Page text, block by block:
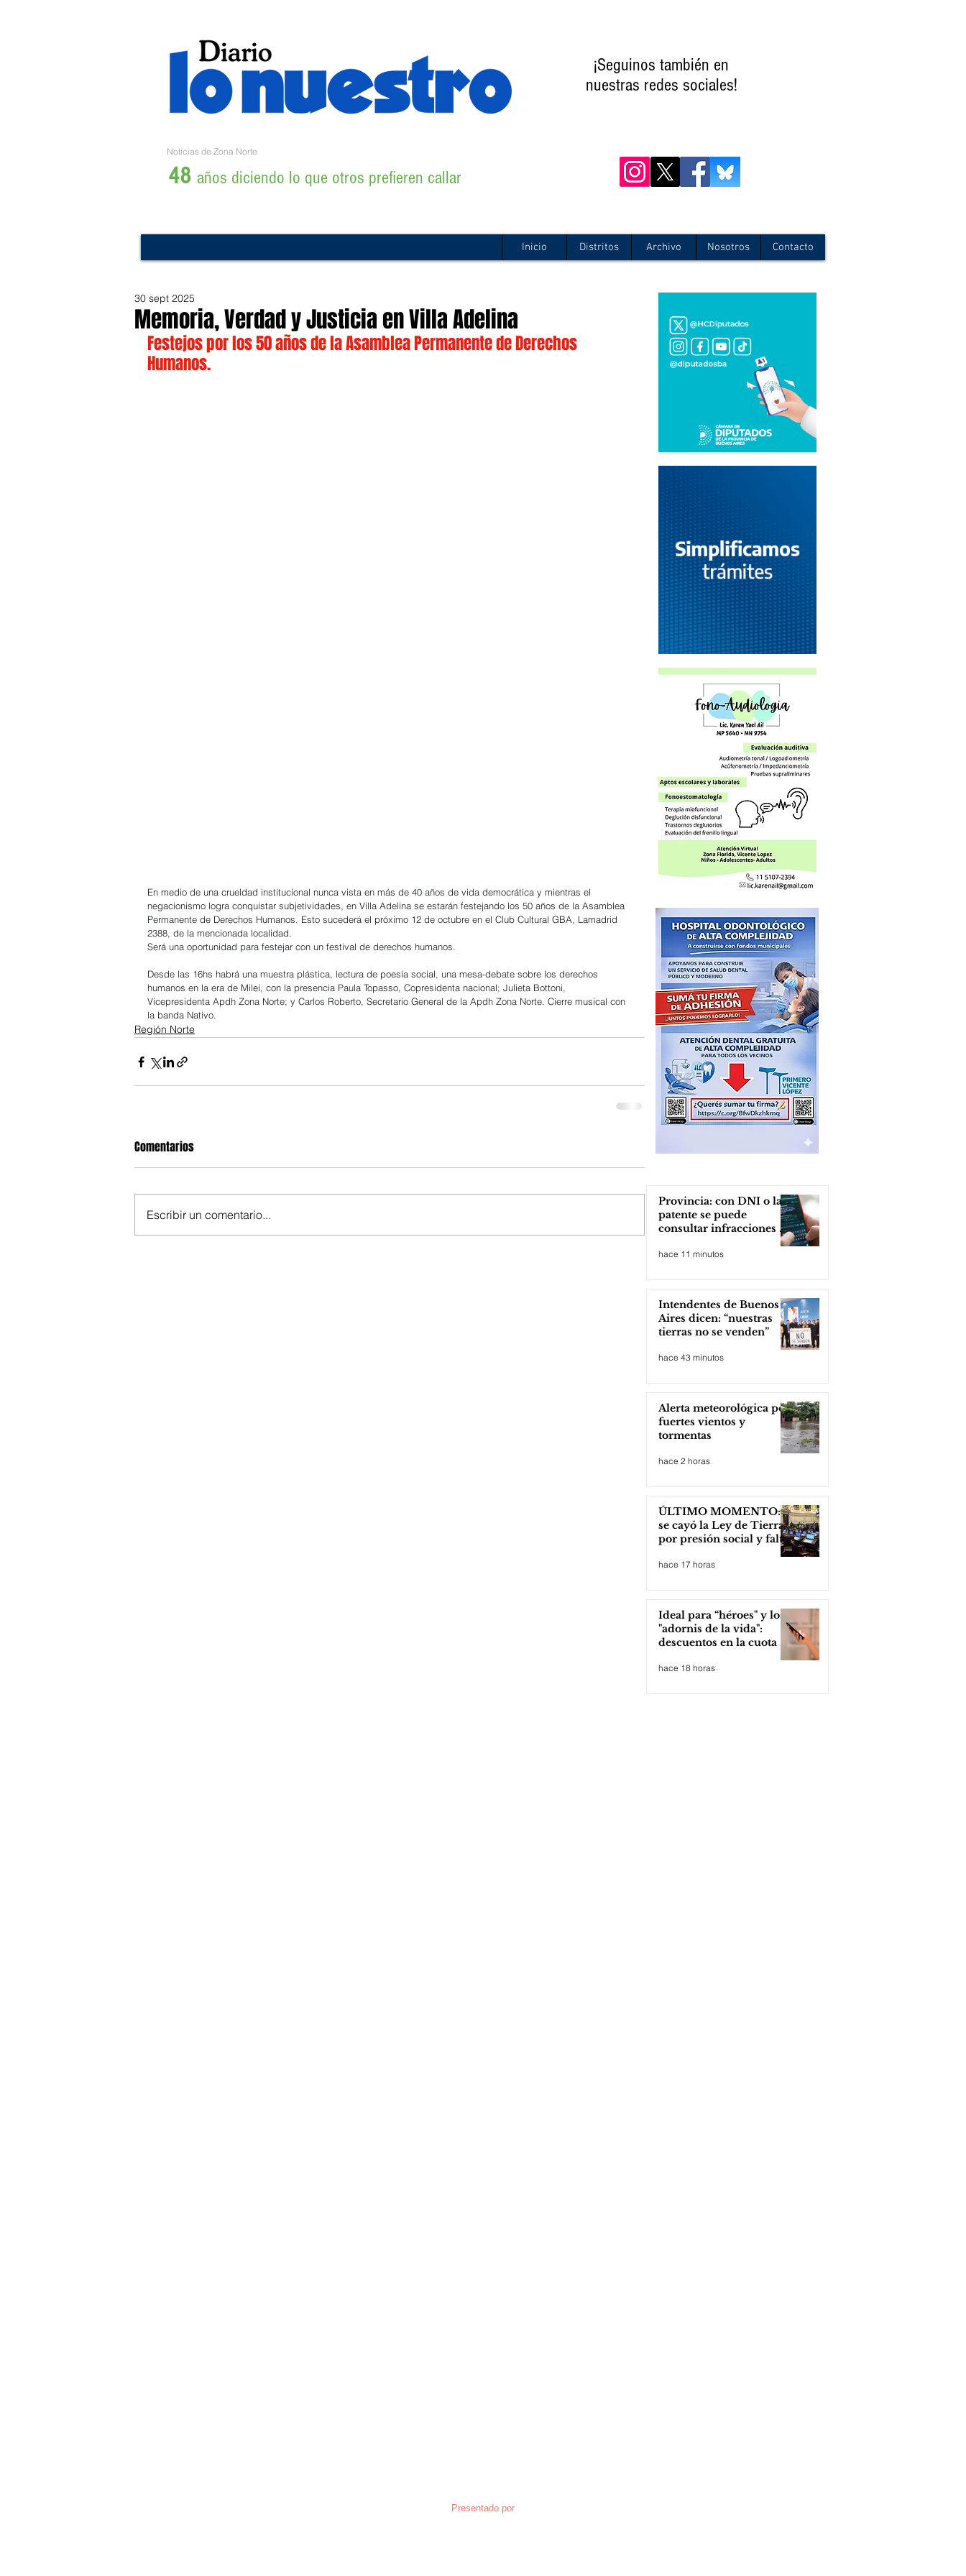
¡Seguinos también en
nuestras redes sociales!
Noticias de Zona Norte
48 años diciendo lo que otros prefieren callar
Inicio Distritos Archivo Nosotros Contacto
Memoria, Verdad y Justicia en Villa Adelina
30 sept 2025
Festejos por los 50 años de la Asamblea Permanente de Derechos
Humanos.
En medio de una crueldad institucional nunca vista en más de 40 años de vida democrática y mientras el
negacionismo logra conquistar subjetividades, en Villa Adelina se estarán festejando los 50 años de la Asamblea
Permanente de Derechos Humanos. Esto sucederá el próximo 12 de octubre en el Club Cultural GBA, Lamadrid
2388, de la mencionada localidad.
Será una oportunidad para festejar con un festival de derechos humanos.
Desde las 16hs habrá una muestra plástica, lectura de poesía social, una mesa-debate sobre los derechos
humanos en la era de Milei, con la presencia Paula Topasso, Copresidenta nacional; Julieta Bottoni,
Vicepresidenta Apdh Zona Norte; y Carlos Roberto, Secretario General de la Apdh Zona Norte. Cierre musical con
la banda Nativo.
Región Norte
Comentarios
Escribir un comentario...
Provincia: con DNI o la
patente se puede
consultar infracciones en
hace 11 minutos
Intendentes de Buenos
Aires dicen: “nuestras
tierras no se venden”
hace 43 minutos
Alerta meteorológica por
fuertes vientos y
tormentas
hace 2 horas
ÚLTIMO MOMENTO:
se cayó la Ley de Tierras
por presión social y falta
hace 17 horas
Ideal para “héroes" y los
"adornis de la vida":
descuentos en la cuota 4
hace 18 horas
Presentado por